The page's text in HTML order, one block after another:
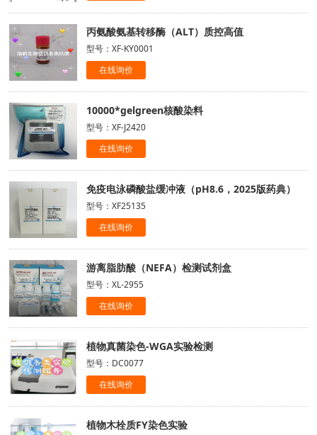
丙氨酸氨基转移酶（ALT）质控高值
型号：XF-KY0001
在线询价
10000*gelgreen核酸染料
型号：XF-J2420
在线询价
免疫电泳磷酸盐缓冲液（pH8.6，2025版药典）
型号：XF25135
在线询价
游离脂肪酸（NEFA）检测试剂盒
型号：XL-2955
在线询价
植物真菌染色-WGA实验检测
型号：DC0077
在线询价
植物木栓质FY染色实验